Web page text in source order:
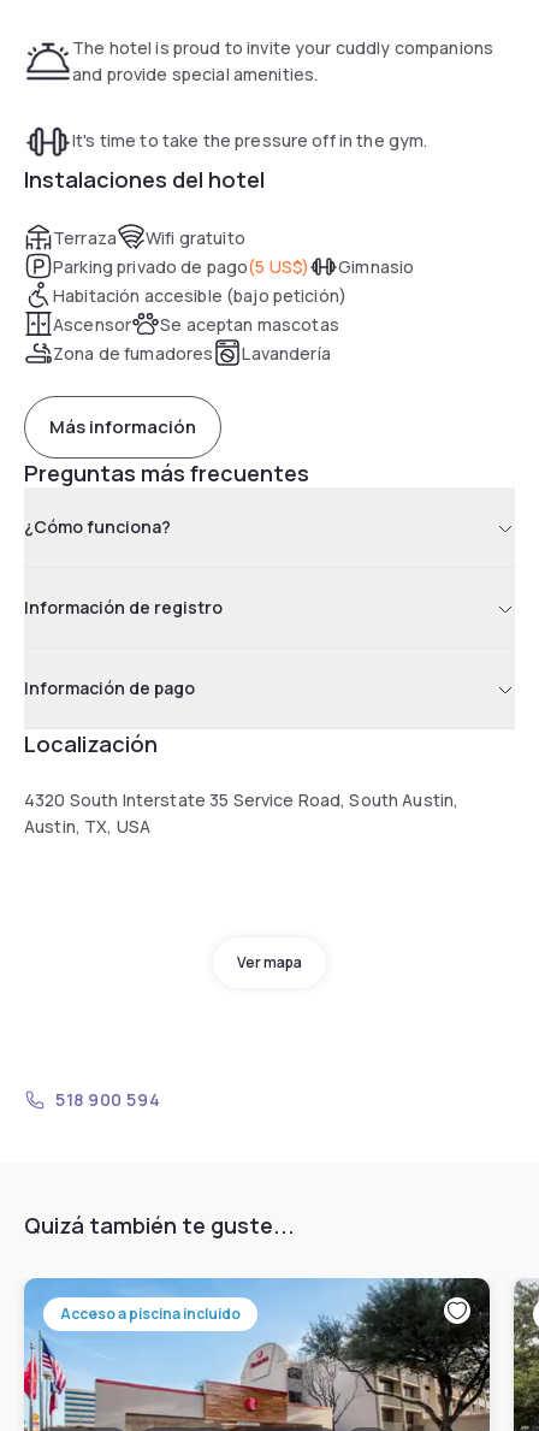
A variety of attractions and activities are only minutes from
shopping at the South Park Meadows mall. Corporate
offices such as Freescale and AT&T are nearby.
The hotel is proud to invite your cuddly companions
and provide special amenities.
It's time to take the pressure off in the gym.
Instalaciones del hotel
Terraza
Wifi gratuito
Parking privado de pago(5 US$)
Gimnasio
Habitación accesible (bajo petición)
Ascensor
Se aceptan mascotas
Zona de fumadores
Lavandería
Más información
Preguntas más frecuentes
¿Cómo funciona?
Información de registro
Información de pago
Localización
4320 South Interstate 35 Service Road, South Austin,
Austin, TX, USA
Ver mapa
518 900 594
Quizá también te guste...
Acceso a piscina incluido